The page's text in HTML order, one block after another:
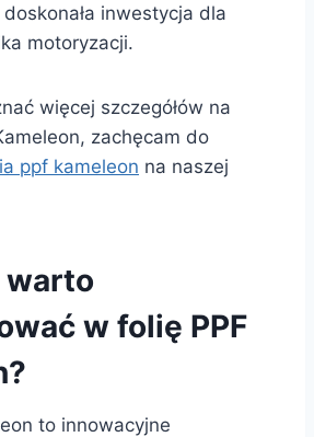
inwestycja dla
motoryzacji.
więcej szczegółów na
zachęcam do
ppf kameleon na naszej
warto
w folię PPF
to innowacyjne